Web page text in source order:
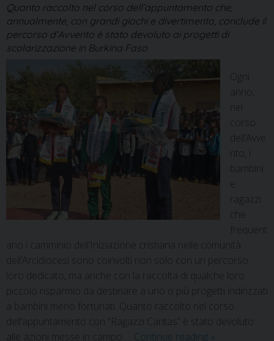
Quanto raccolto nel corso dell’appuntamento che,
annualmente, con grandi giochi e divertimento, conclude il
percorso d’Avvento è stato devoluto ai progetti di
scolarizzazione in Burkina Faso
Ogni
anno,
nel
corso
dell’Avve
nto, i
bambini
ragazzi
che
frequent
ano i camminio dell’Iniziazione cristiana nelle comunità
dell’Arcidiocesi sono coinvolti non solo con un percorso
loro dedicato, ma anche con la raccolta di qualche loro
piccolo risparmio da destinare a uno o più progetti indirizzati
a bambini meno fortunati. Quanto raccolto nel corso
dell’appuntamento con “Ragazzi Caritas” è stato devoluto
alle azioni messe in campo … Continue reading »